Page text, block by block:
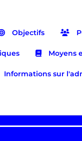
Objectifs
Moyens
Informations sur